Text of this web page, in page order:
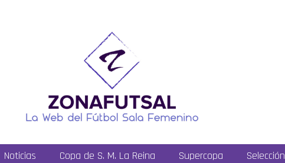
Noticias Copa de S. M. La Reina Supercopa Selección